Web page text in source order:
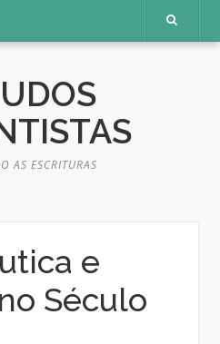
AS ESCRITURAS
e
Século